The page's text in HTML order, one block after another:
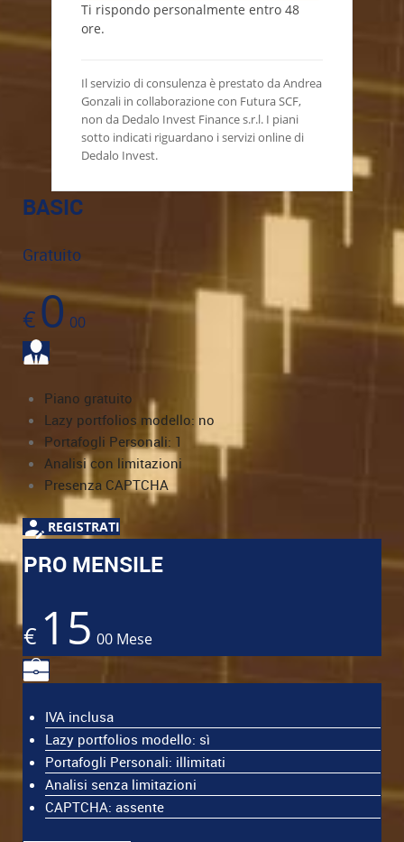
Ti rispondo personalmente entro 48
ore.
Il servizio di consulenza è prestato da Andrea
Gonzali in collaborazione con Futura SCF,
non da Dedalo Invest Finance s.r.l. I piani
sotto indicati riguardano i servizi online di
Dedalo Invest.
BASIC
Gratuito
€0 00
Piano gratuito
Lazy portfolios modello: no
Portafogli Personali: 1
Analisi con limitazioni
Presenza CAPTCHA
REGISTRATI
PRO MENSILE
€ 15 00 Mese
IVA inclusa
Lazy portfolios modello: sì
Portafogli Personali: illimitati
Analisi senza limitazioni
CAPTCHA: assente